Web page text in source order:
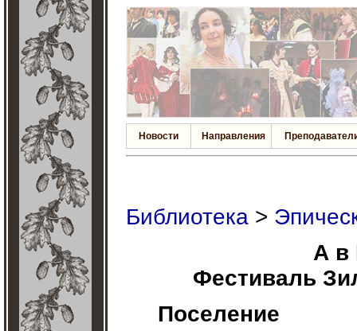
Новости Направления
Библиотека >
А в
Фестиваль
Поселение